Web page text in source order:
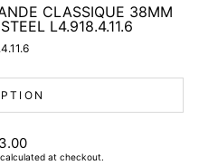
CLASSIQUE 38MM
L4.918.4.11.6
at checkout.